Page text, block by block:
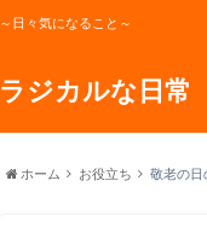
ラジカルな日常
～日々気になること～
ホーム お役立ち 敬老の日